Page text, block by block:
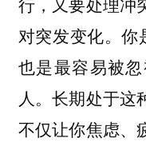
对突发变化。你
也是最容易被
人。长期处于这
不仅让你焦虑、